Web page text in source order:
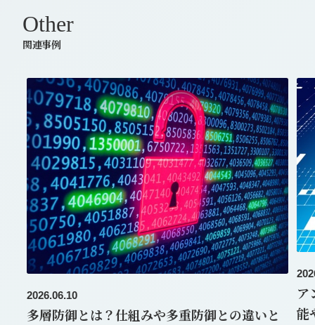
Other
関連事例
2026.06.10
多層防御とは？仕組みや多重防御との違いと
ア
能